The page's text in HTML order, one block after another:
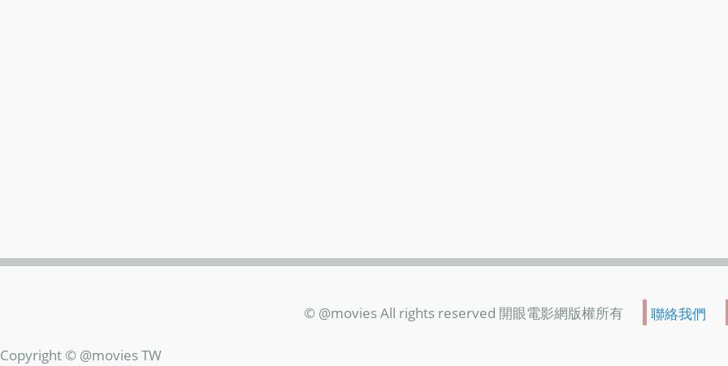
© @movies All rights reserved 開眼電影網版權所有 聯絡我們
Copyright © @movies TW